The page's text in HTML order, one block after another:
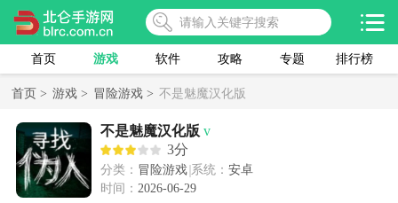
首页 游戏 软件 攻略 专题 排行榜
首页 > 游戏 > 冒险游戏 > 不是魅魔汉化版
不是魅魔汉化版 v
3分
分类： 冒险游戏 系统： 安卓
时间： 2026-06-29